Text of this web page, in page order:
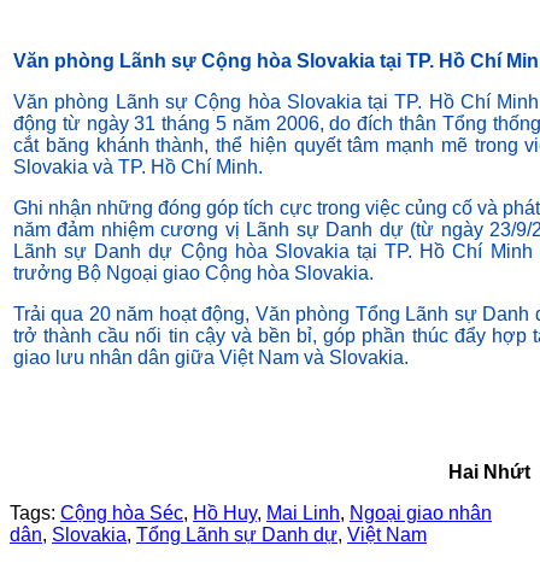
Văn phòng Lãnh sự Cộng hòa Slovakia tại TP. Hồ Chí
Văn phòng Lãnh sự Cộng hòa Slovakia tại TP. Hồ Chí
động từ ngày 31 tháng 5 năm 2006, do đích thân Tổng
cắt băng khánh thành, thể hiện quyết tâm mạnh mẽ trong
Slovakia và TP. Hồ Chí Minh.
Ghi nhận những đóng góp tích cực trong việc củng cố và
năm đảm nhiệm cương vị Lãnh sự Danh dự (từ ngày 23/
Lãnh sự Danh dự Cộng hòa Slovakia tại TP. Hồ Chí
trưởng Bộ Ngoại giao Cộng hòa Slovakia.
Trải qua 20 năm hoạt động, Văn phòng Tổng Lãnh sự
trở thành cầu nối tin cậy và bền bỉ, góp phần thúc đẩy
giao lưu nhân dân giữa Việt Nam và Slovakia.
Hai Nhứt
Tags: Cộng hòa Séc, Hồ Huy, Mai Linh, Ngoại giao nhân
dân, Slovakia, Tổng Lãnh sự Danh dự, Việt Nam